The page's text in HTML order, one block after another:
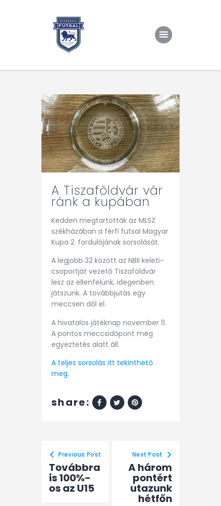
Rólunk/TAO
Eredmények, csapat
Hírek
Kapcsolat
A Tiszaföldvár vár
ránk a kupában
Kedden megtartották az MLSZ
székházában a férfi futsal Magyar
Kupa 2. fordulójának sorsolását.
A legjobb 32 között az NBII keleti-
csoportját vezető Tiszaföldvár
lesz az ellenfelünk, idegenben
játszunk. A továbbjutás egy
meccsen dől el.
A hivatalos játéknap november 11.
A pontos meccsidőpont még
egyeztetés alatt áll.
A teljes sorsolás itt tekinthető
meg.
share:
Previous Post
Továbbra
is 100%-
os az U15
Next Post
A három
pontért
utazunk
hétfőn